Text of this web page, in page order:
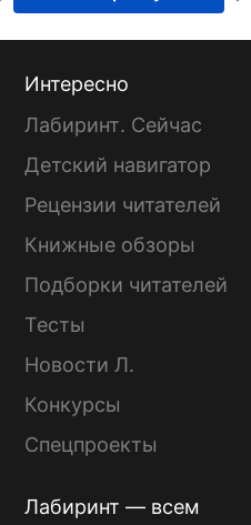
Интересно
Лабиринт. Сейчас
Детский навигатор
Рецензии читателей
Книжные обзоры
Подборки читателей
Тесты
Новости Л.
Конкурсы
Спецпроекты
Лабиринт — всем